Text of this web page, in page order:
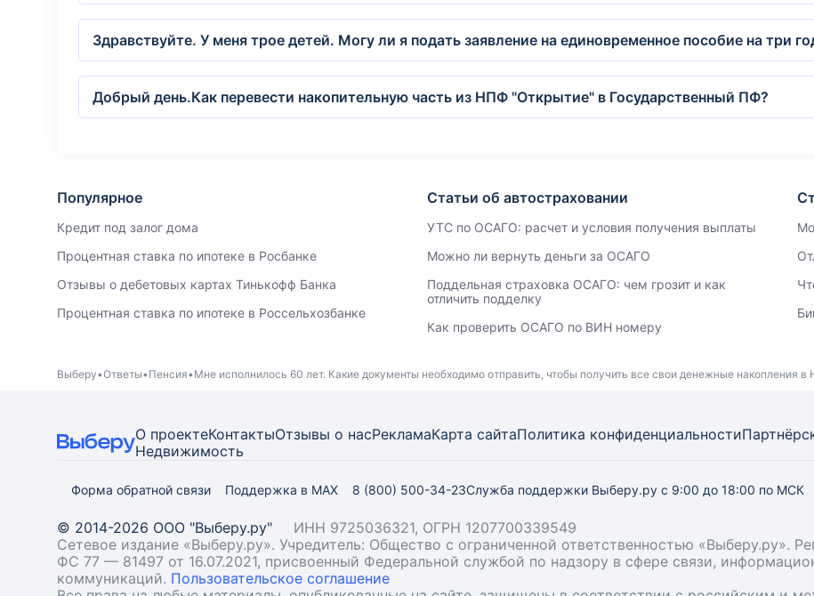
Здравствуйте. У меня трое детей. Могу ли я подать заявление на единовременное пособие на три
Добрый день.Как перевести накопительную часть из НПФ "Открытие" в Государственный ПФ?
Популярное
Кредит под залог дома
Процентная ставка по ипотеке в Росбанке
Отзывы о дебетовых картах Тинькофф Банка
Процентная ставка по ипотеке в Россельхозбанке
Статьи об автостраховании
УТС по ОСАГО: расчет и условия получения выплаты
Можно ли вернуть деньги за ОСАГО
Поддельная страховка ОСАГО: чем грозит и как
отличить подделку
Как проверить ОСАГО по ВИН номеру
Выберу Ответы Пенсия Мне исполнилось 60 лет. Какие документы необходимо отправить, чтобы получить все свои денежные накопления
О проектеКонтактыОтзывы о насРекламаКарта сайтаПолитика конфиденциальности
Недвижимость
Форма обратной связи Поддержка в MAX 8 (800) 500-34-23Служба поддержки Выберу.ру с 9:00 до 18:00 по МСК
© 2014-2026 ООО "Выберу.ру"
ИНН 9725036321, ОГРН 1207700339549
Сетевое издание «Выберу.ру». Учредитель: Общество с ограниченной ответственностью
ФС 77 — 81497 от 16.07.2021, присвоенный Федеральной службой по надзору в сфере связи,
коммуникаций. Пользовательское соглашение